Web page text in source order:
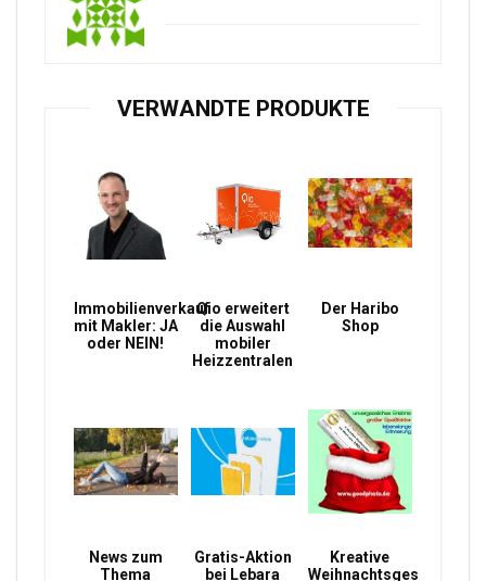
VERWANDTE PRODUKTE
Immobilienverkauf
mit Makler: JA
oder NEIN!
Qio erweitert
die Auswahl
mobiler
Heizzentralen
Der Haribo
Shop
News zum
Thema
Gratis-Aktion
bei Lebara
Kreative
Weihnachtsgeschenke